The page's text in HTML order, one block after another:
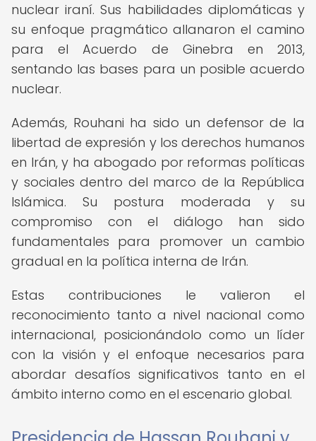
nuclear iraní. Sus habilidades diplomáticas y
su enfoque pragmático allanaron el camino
para el Acuerdo de Ginebra en 2013,
sentando las bases para un posible acuerdo
nuclear.
Además, Rouhani ha sido un defensor de la
libertad de expresión y los derechos humanos
en Irán, y ha abogado por reformas políticas
y sociales dentro del marco de la República
Islámica. Su postura moderada y su
compromiso con el diálogo han sido
fundamentales para promover un cambio
gradual en la política interna de Irán.
Estas contribuciones le valieron el
reconocimiento tanto a nivel nacional como
internacional, posicionándolo como un líder
con la visión y el enfoque necesarios para
abordar desafíos significativos tanto en el
ámbito interno como en el escenario global.